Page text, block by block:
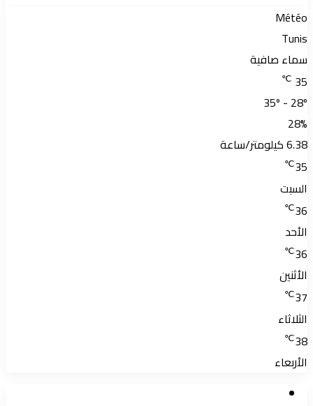
Météo
Tunis
سماء صافية
35
℃
35º - 28º
28%
6.38 كيلومتر/ساعة
35
℃
السبت
36
℃
الأحد
36
℃
الأثنين
37
℃
الثلاثاء
38
℃
الأربعاء